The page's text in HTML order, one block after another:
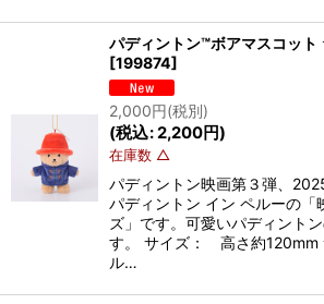
パディントン™ボアマスコッ
[199874]
2,000円(税別)
(税込:2,200円)
在庫数 △
パディントン映画第３弾、
パディントン イン ペルーの「
ズ」です。可愛いパディント
す。 サイズ： 高さ約120mm
ル…